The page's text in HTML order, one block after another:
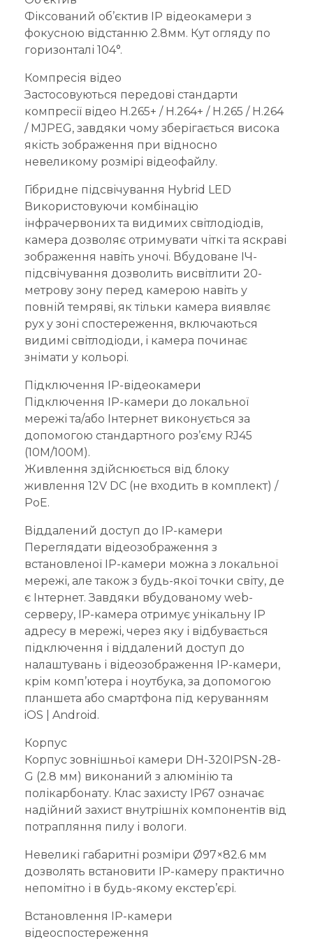
Фіксований об’єктив IP відеокамери з
фокусною відстанню 2.8мм. Кут огляду по
горизонталі 104°.
Компресія відео
Застосовуються передові стандарти
компресії відео H.265+ / H.264+ / H.265 / H.264
/ MJPEG, завдяки чому зберігається висока
якість зображення при відносно
невеликому розмірі відеофайлу.
Гібридне підсвічування Hybrid LED
Використовуючи комбінацію
інфрачервоних та видимих світлодіодів,
камера дозволяє отримувати чіткі та яскраві
зображення навіть уночі. Вбудоване ІЧ-
підсвічування дозволить висвітлити 20-
метрову зону перед камерою навіть у
повній темряві, як тільки камера виявляє
рух у зоні спостереження, включаються
видимі світлодіоди, і камера починає
знімати у кольорі.
Підключення IP-відеокамери
Підключення IP-камери до локальної
мережі та/або Інтернет виконується за
допомогою стандартного роз’єму RJ45
(10M/100M).
Живлення здійснюється від блоку
живлення 12V DC (не входить в комплект) /
PoE.
Віддалений доступ до IP-камери
Переглядати відеозображення з
встановленої IP-камери можна з локальної
мережі, але також з будь-якої точки світу, де
є Інтернет. Завдяки вбудованому web-
серверу, IP-камера отримує унікальну IP
адресу в мережі, через яку і відбувається
підключення і віддалений доступ до
налаштувань і відеозображення IP-камери,
крім комп’ютера і ноутбука, за допомогою
планшета або смартфона під керуванням
iOS | Android.
Корпус
Корпус зовнішньої камери DH-320IPSN-28-
G (2.8 мм) виконаний з алюмінію та
полікарбонату. Клас захисту IP67 означає
надійний захист внутрішніх компонентів від
потрапляння пилу і вологи.
Невеликі габаритні розміри Ø97×82.6 мм
дозволять встановити IP-камеру практично
непомітно і в будь-якому екстер’єрі.
Встановлення IP-камери
відеоспостереження